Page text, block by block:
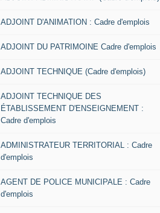
ADJOINT D'ANIMATION : Cadre d'emplois
ADJOINT DU PATRIMOINE Cadre d'emplois
ADJOINT TECHNIQUE (Cadre d'emplois)
ADJOINT TECHNIQUE DES
ÉTABLISSEMENT D'ENSEIGNEMENT :
Cadre d'emplois
ADMINISTRATEUR TERRITORIAL : Cadre
d'emplois
AGENT DE POLICE MUNICIPALE : Cadre
d'emplois